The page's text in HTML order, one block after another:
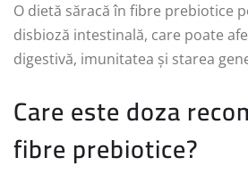
O dietă săracă în fibre prebiotice
disbioză intestinală, care poate
digestivă, imunitatea și starea
Care este doza
fibre prebiotice?